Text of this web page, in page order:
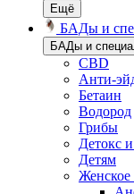
Ещё
БАДы и
БАДы и
CBD
Анти-
Бетаин
Водород
Грибы
Детокс
Детям
Женское